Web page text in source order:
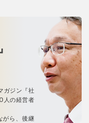
ガジン『社
人の経営者
がら、後継